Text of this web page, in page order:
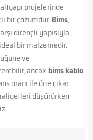
projelerinde
bir çözümdür.Bims,
dirençli yapısıyla,
bir malzemedir.
ve
ancak bims kablo
oranı ile öne çıkar.
düşürürken